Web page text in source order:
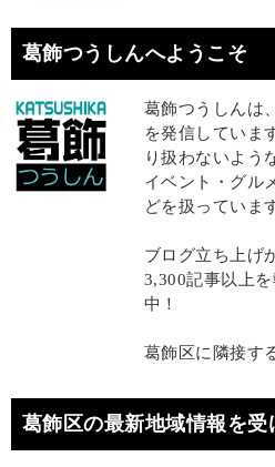
葛飾つうしんへようこそ
葛飾つうしんは
を発信していま
り扱わないよう
イベント・グル
どを扱っていま
ブログ立ち上げ
3,300記事以上
中！
葛飾区に隣接す
葛飾区の最新地域情報を受